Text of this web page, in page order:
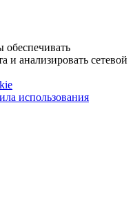
и анализировать сетевой
использования